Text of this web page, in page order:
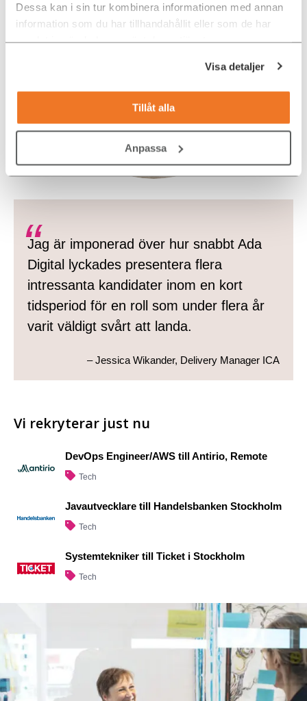
Dessa kan i sin tur kombinera informationen med annan
information som du har tillhandahållit eller som de har
samlat in när du har använt deras tjänster.
Visa detaljer
Tillåt alla
Anpassa
Jag är imponerad över hur snabbt Ada
Digital lyckades presentera flera
intressanta kandidater inom en kort
tidsperiod för en roll som under flera år
varit väldigt svårt att landa.
– Jessica Wikander, Delivery Manager ICA
Vi rekryterar just nu
DevOps Engineer/AWS till Antirio, Remote
Tech
Javautvecklare till Handelsbanken Stockholm
Tech
Systemtekniker till Ticket i Stockholm
Tech